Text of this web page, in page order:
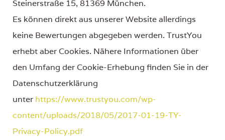
Steinerstraße 15, 81369 München.
Es können direkt aus unserer Website allerdings
keine Bewertungen abgegeben werden. TrustYou
erhebt aber Cookies. Nähere Informationen über
den Umfang der Cookie-Erhebung finden Sie in der
Datenschutzerklärung
unter https://www.trustyou.com/wp-
content/uploads/2018/05/2017-01-19-TY-
Privacy-Policy.pdf